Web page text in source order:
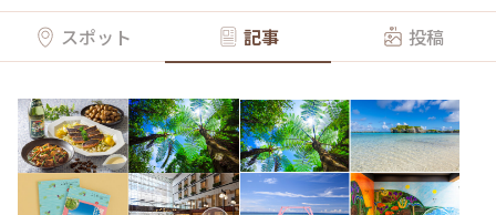
スポット 記事 投稿